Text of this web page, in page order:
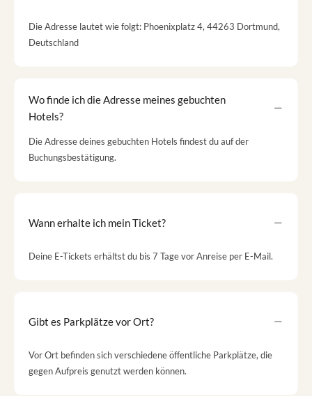
Die Adresse lautet wie folgt: Phoenixplatz 4, 44263 Dortmund,
Deutschland
Wo finde ich die Adresse meines gebuchten
Hotels?
Die Adresse deines gebuchten Hotels findest du auf der
Buchungsbestätigung.
Wann erhalte ich mein Ticket?
Deine E-Tickets erhältst du bis 7 Tage vor Anreise per E-Mail.
Gibt es Parkplätze vor Ort?
Vor Ort befinden sich verschiedene öffentliche Parkplätze, die
gegen Aufpreis genutzt werden können.